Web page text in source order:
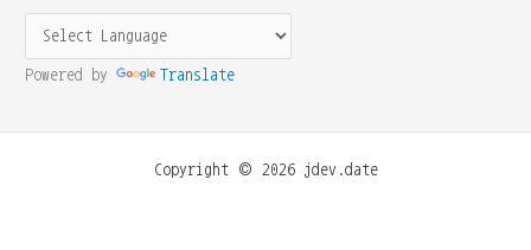
Powered by Translate
Copyright © 2026 jdev.date